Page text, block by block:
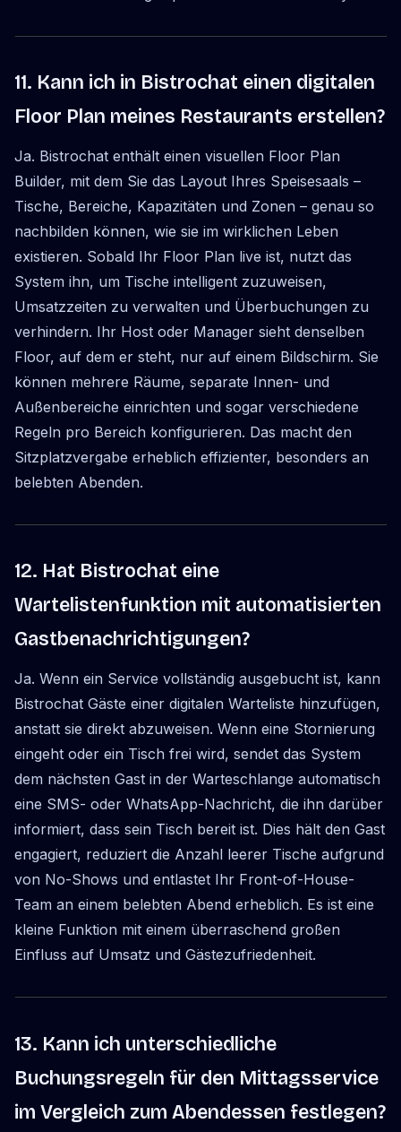
11. Kann ich in Bistrochat einen digitalen
Floor Plan meines Restaurants erstellen?
Ja. Bistrochat enthält einen visuellen Floor Plan
Builder, mit dem Sie das Layout Ihres Speisesaals –
Tische, Bereiche, Kapazitäten und Zonen – genau so
nachbilden können, wie sie im wirklichen Leben
existieren. Sobald Ihr Floor Plan live ist, nutzt das
System ihn, um Tische intelligent zuzuweisen,
Umsatzzeiten zu verwalten und Überbuchungen zu
verhindern. Ihr Host oder Manager sieht denselben
Floor, auf dem er steht, nur auf einem Bildschirm. Sie
können mehrere Räume, separate Innen- und
Außenbereiche einrichten und sogar verschiedene
Regeln pro Bereich konfigurieren. Das macht den
Sitzplatzvergabe erheblich effizienter, besonders an
belebten Abenden.
12. Hat Bistrochat eine
Wartelistenfunktion mit automatisierten
Gastbenachrichtigungen?
Ja. Wenn ein Service vollständig ausgebucht ist, kann
Bistrochat Gäste einer digitalen Warteliste hinzufügen,
anstatt sie direkt abzuweisen. Wenn eine Stornierung
eingeht oder ein Tisch frei wird, sendet das System
dem nächsten Gast in der Warteschlange automatisch
eine SMS- oder WhatsApp-Nachricht, die ihn darüber
informiert, dass sein Tisch bereit ist. Dies hält den Gast
engagiert, reduziert die Anzahl leerer Tische aufgrund
von No-Shows und entlastet Ihr Front-of-House-
Team an einem belebten Abend erheblich. Es ist eine
kleine Funktion mit einem überraschend großen
Einfluss auf Umsatz und Gästezufriedenheit.
13. Kann ich unterschiedliche
Buchungsregeln für den Mittagsservice
im Vergleich zum Abendessen festlegen?